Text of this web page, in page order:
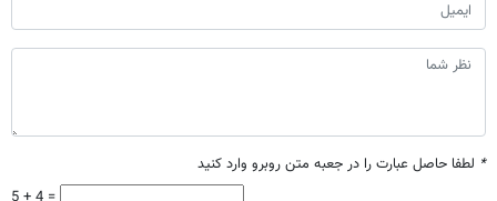
* لطفا حاصل عبارت را در جعبه متن روبرو وارد کنید